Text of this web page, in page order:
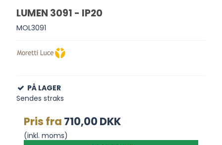
LUMEN 3091 - IP20
MOL3091
PÅ LAGER
Sendes straks
Pris fra 710,00 DKK
(inkl. moms)